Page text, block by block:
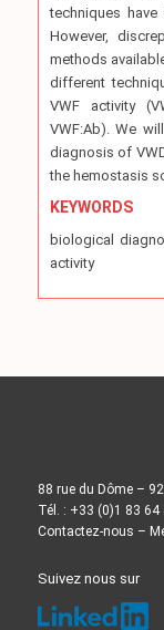
techniques
However,
methods
different
VWF activity
VWF:Ab). We
diagnosis of
the hemostasis
KEYWORDS
biological
activity
88 rue du Dôme –
Tél. : +33 (0)1 83 64
Contactez-nous –
Suivez nous sur